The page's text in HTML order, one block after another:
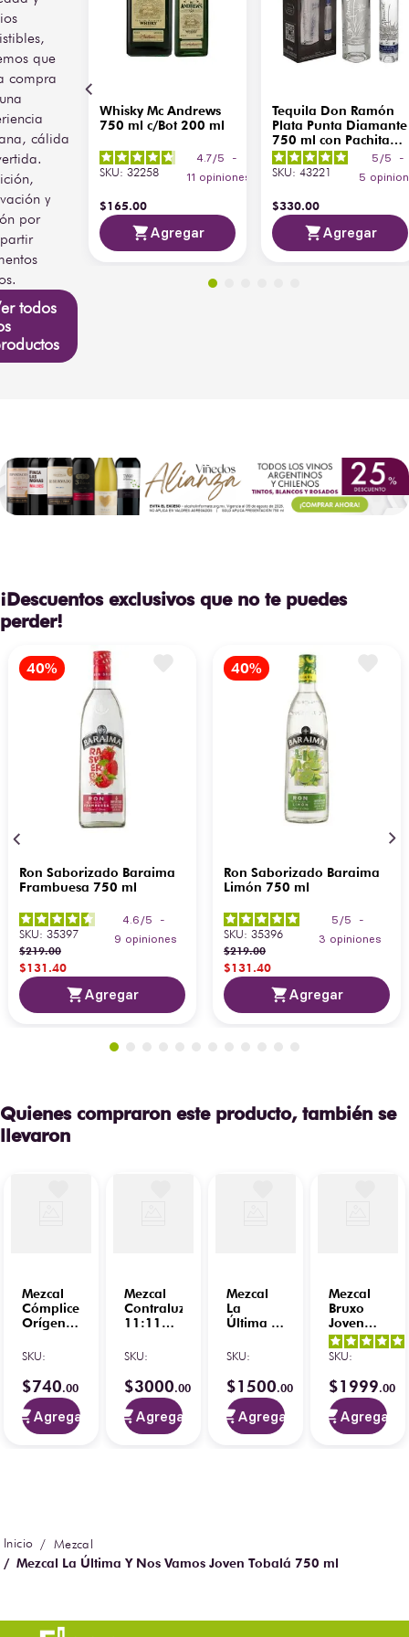
que
compra
cálida
y
por
todos
Whisky Mc Andrews
750 ml c/Bot 200 ml
4.7/5
-
11 opiniones
SKU: 32258
$165.00
Agregar
Tequila Don Ramón
Plata Punta Diamante
750 ml con Pachita
200 ml
5/5
-
5
SKU: 43221
$330.00
Agregar
¡Descuentos exclusivos que no te puedes
perder!
Ron Saborizado Baraima
Frambuesa 750 ml
4.6 /5
-
9 opiniones
SKU: 35397
$219.00
$131.40
Agregar
Ron Saborizado Baraima
Limón 750 ml
5 /5
-
3 opiniones
SKU: 35396
$219.00
$131.40
Agregar
Quienes compraron este producto, también se
llevaron
Mezcal
Cómplice
Orígenes
Joven
SKU:
$740.00
Agregar
Mezcal
Contraluz
11:11
100%
C/ 4
Vasos
SKU:
$3000.00
Agregar
Mezcal
La
Última Y
Vamos
Mexicano
750 ml
SKU:
$1500.00
Agregar
Mezcal
Bruxo
Joven
No. 5
750 ml
SKU:
$1999.00
Agregar
Mezcal
Mezcal La Última Y Nos Vamos Joven Tobalá 750 ml